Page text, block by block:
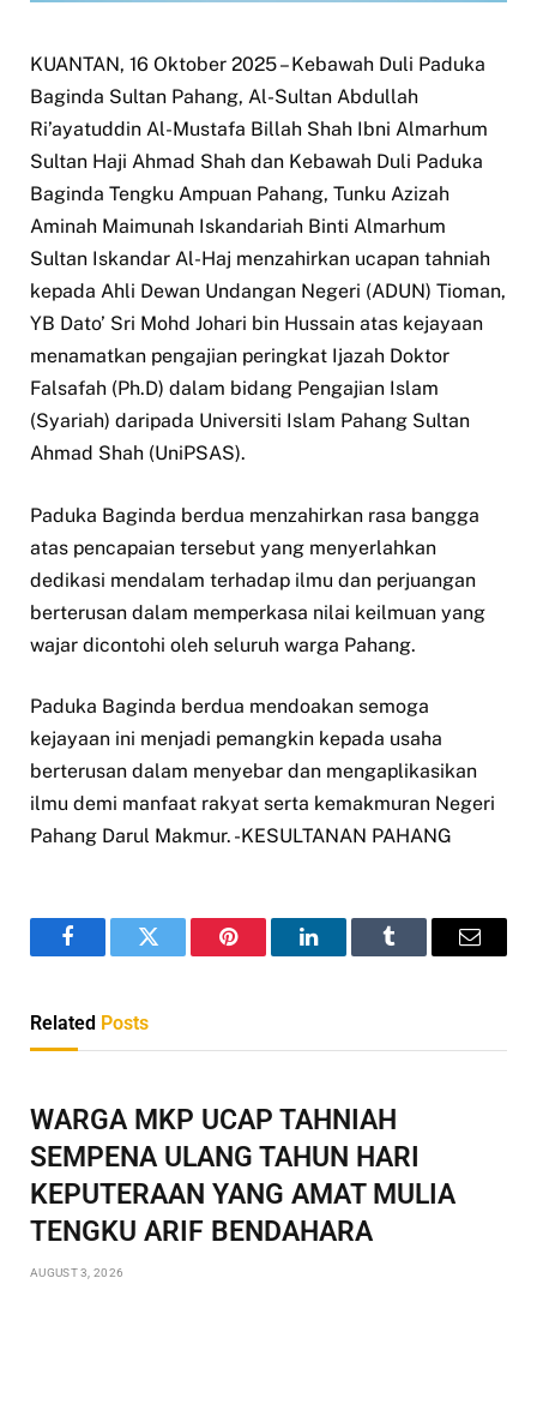
KUANTAN, 16 Oktober 2025 – Kebawah Duli Paduka
Baginda Sultan Pahang, Al-Sultan Abdullah
Ri’ayatuddin Al-Mustafa Billah Shah Ibni Almarhum
Sultan Haji Ahmad Shah dan Kebawah Duli Paduka
Baginda Tengku Ampuan Pahang, Tunku Azizah
Aminah Maimunah Iskandariah Binti Almarhum
Sultan Iskandar Al-Haj menzahirkan ucapan tahniah
kepada Ahli Dewan Undangan Negeri (ADUN) Tioman,
YB Dato’ Sri Mohd Johari bin Hussain atas kejayaan
menamatkan pengajian peringkat Ijazah Doktor
Falsafah (Ph.D) dalam bidang Pengajian Islam
(Syariah) daripada Universiti Islam Pahang Sultan
Ahmad Shah (UniPSAS).
Paduka Baginda berdua menzahirkan rasa bangga
atas pencapaian tersebut yang menyerlahkan
dedikasi mendalam terhadap ilmu dan perjuangan
berterusan dalam memperkasa nilai keilmuan yang
wajar dicontohi oleh seluruh warga Pahang.
Paduka Baginda berdua mendoakan semoga
kejayaan ini menjadi pemangkin kepada usaha
berterusan dalam menyebar dan mengaplikasikan
ilmu demi manfaat rakyat serta kemakmuran Negeri
Pahang Darul Makmur. -KESULTANAN PAHANG
FacebookTwitter Pinterest LinkedInTumblr Email
Related Posts
WARGA MKP UCAP TAHNIAH
SEMPENA ULANG TAHUN HARI
KEPUTERAAN YANG AMAT MULIA
TENGKU ARIF BENDAHARA
AUGUST 3, 2026